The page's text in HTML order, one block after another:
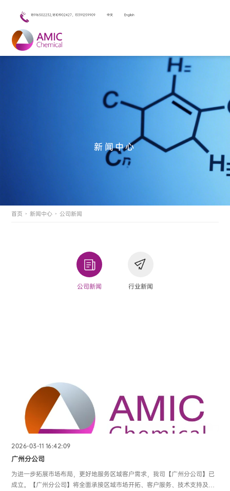
18916502232,18101902427，13391259909 中文 English
新闻中心
首页 > 新闻中心 > 公司新闻
公司新闻 行业新闻
2026-03-11 16:42:09
广州分公司
为进一步拓展市场布局，更好地服务区域客户需求，我司【广州分公司】已
成立。【广州分公司】将全面承接区域市场开拓、客户服务、技术支持及项